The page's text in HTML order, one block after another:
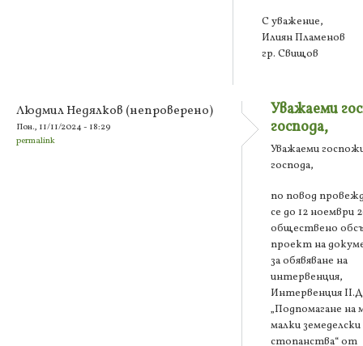
С уважение,
Илиян Пламенов
гр. Свищов
Людмил Недялков (непроверено)
Пон., 11/11/2024 - 18:29
permalink
Уважаеми
господа,
Уважаеми
господа,
по повод
се до 12 ноември
обществено
проект на
за обявяване на
интервенция,
Интервенция
„Подпомагане на
малки земеделски
стопанства“ от